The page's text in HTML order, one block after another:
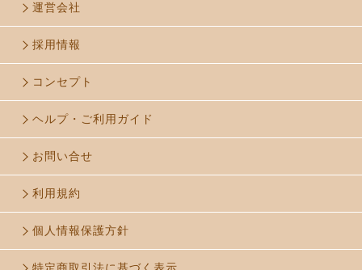
運営会社
採用情報
コンセプト
ヘルプ・ご利用ガイド
お問い合せ
利用規約
個人情報保護方針